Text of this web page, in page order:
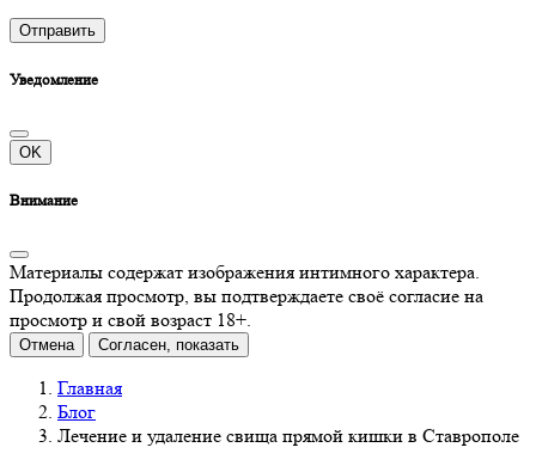
Отправить
Уведомление
OK
Внимание
Материалы содержат изображения интимного характера.
Продолжая просмотр, вы подтверждаете своё согласие на
просмотр и свой возраст 18+.
Отмена Согласен, показать
Главная
Блог
Лечение и удаление свища прямой кишки в Ставрополе